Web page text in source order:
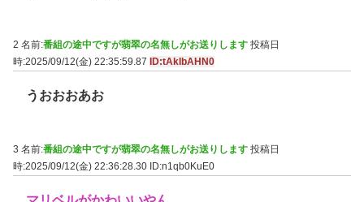
2 名前:番組の途中ですが翡翠の名無しがお送りします 投稿日
時:2025/09/12(金) 22:35:59.87
ID:tAkIbAHN0
うおおおあお
3 名前:番組の途中ですが翡翠の名無しがお送りします 投稿日
時:2025/09/12(金) 22:36:28.30 ID:n1qb0KuE0